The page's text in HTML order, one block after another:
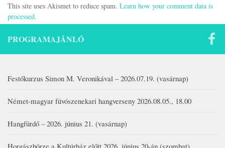
This site uses Akismet to reduce spam. Learn how your comment data is
processed.
PROGRAMAJÁNLÓ
Festőkurzus Simon M. Veronikával – 2026.07.19. (vasárnap)
Német-magyar fúvószenekari hangverseny 2026.08.05., 18.00
Hangfürdő – 2026. június 21. (vasárnap)
Horgászbörze a Kultúrház előtt 2026. június 20-án (szombat)